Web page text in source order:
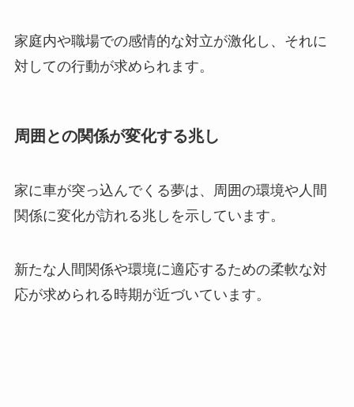
家庭内や職場での感情的な対立が激化し、それに
対しての行動が求められます。
周囲との関係が変化する兆し
家に車が突っ込んでくる夢は、周囲の環境や人間
関係に変化が訪れる兆しを示しています。
新たな人間関係や環境に適応するための柔軟な対
応が求められる時期が近づいています。